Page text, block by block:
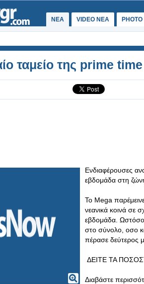
ΝΕΑ VIDEO NEA
ταμείο της prime time
Ενδιαφέρουσες
εβδομάδα στη
Το Mega
νεανικά κοινά σε
εβδομάδα.
στο σύνολο, οσο
πέρασε δεύτερος
ΔΕΙΤΕ ΤΑ
Διαβάστε